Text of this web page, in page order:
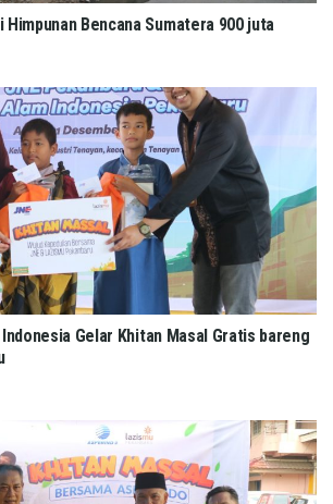
Himpunan Bencana Sumatera 900 juta
Gelar Khitan Masal Gratis bareng